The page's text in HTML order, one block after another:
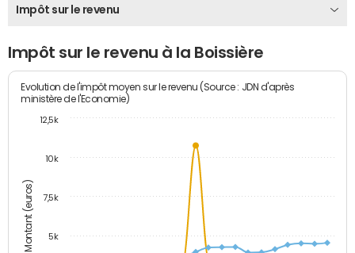
Impôt sur le revenu
Impôt sur le revenu à la Boissière
Montant (euros)
Evolution de l'impôt moyen sur le revenu (Source : JDN d'après
ministère de l'Economie)
5k
7,5k
10k
12,5k